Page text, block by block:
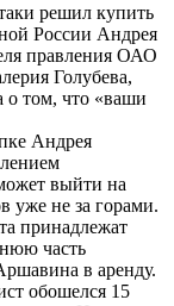
решил купить
России Андрея
правления ОАО
Голубева,
о том, что «ваши
Андрея
выйти на
уже не за горами.
принадлежат
часть
в аренду.
обошелся 15